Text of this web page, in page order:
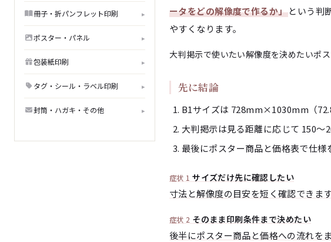
冊子・折パンフレット印刷 ▸
ポスター・パネル ▸
包装紙印刷 ▸
タグ・シール・ラベル印刷 ▸
封筒・ハガキ・その他 ▸
ータをどの解像度で作るか」 という判
やすくなります。
大判掲示で使いたい解像度を決めたいポ
先に結論
B1サイズは 728mm×1030mm（
大判掲示は見る距離に応じて 150〜
最後にポスター商品と価格表で仕様
症状 1 サイズだけ先に確認したい
寸法と解像度の目安を短く確認できます
症状 2 そのまま印刷条件まで決めたい
後半にポスター商品と価格への流れを